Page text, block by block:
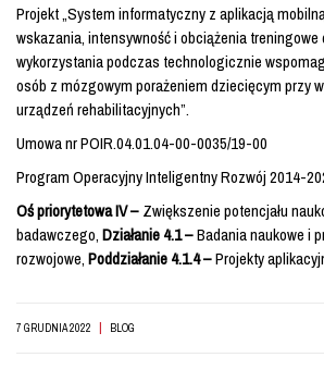
Projekt „System informatyczny z aplikacją
wskazania, intensywność i obciążenia
wykorzystania podczas technologicznie
osób z mózgowym porażeniem dziecięcym przy
urządzeń rehabilitacyjnych”.
Umowa nr POIR.04.01.04-00-0035/19-00
Program Operacyjny Inteligentny Rozwój 2014-
Oś priorytetowa IV –Zwiększenie potencjału
badawczego,Działanie 4.1 –Badania naukowe i
rozwojowe,Poddziałanie 4.1.4 –Projekty
7 GRUDNIA 2022 | BLOG